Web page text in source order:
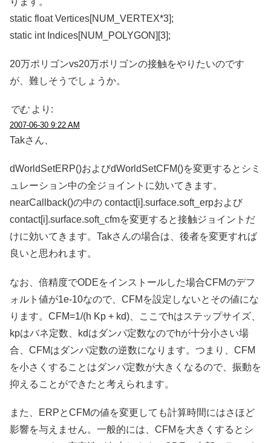
static float Vertices[NUM_VERTEX*3];
static int Indices[NUM_POLYGON][3];
20万ポリゴンvs20万ポリゴンの接触をやりたいのです
が、難しそうでしょうか。
でむ より:
2007-06-30 9:22 AM
Takさん、
dWorldSetERP()およびdWorldSetCFM()を変更するとシミ
ュレーション中の全ジョイントに効いてきます。
nearCallback()の中の contact[i].surface.soft_erpおよび
contact[i].surface.soft_cfmを変更すると接触ジョイントだ
けに効いてきます。Takさんの場合は、後者を変更すれば
良いと思われます。
なお、倍精度でODEをインストールした場合CFMのデフ
ォルト値が1e-10なので、CFMを設定しないとその値にな
ります。CFM=1/(h Kp + kd)、ここでhはステップサイズ、
kpはバネ定数、kdはダンパ定数なのでhが十分小さい場
合、CFMはダンパ定数の逆数になります。つまり、CFM
を小さくすることはダンパ定数が大きくなるので、振動を
抑えることができたと考えられます。
また、ERPとCFMの値を変更しても計算時間にはさほど
影響を与えません。一般的には、CFMを大きくするとシ